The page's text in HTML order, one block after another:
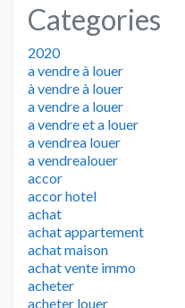
Categories
2020
a vendre à louer
à vendre à louer
a vendre a louer
a vendre et a louer
a vendrea louer
a vendrealouer
accor
accor hotel
achat
achat appartement
achat maison
achat vente immo
acheter
acheter louer